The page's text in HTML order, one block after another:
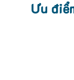
Ưu